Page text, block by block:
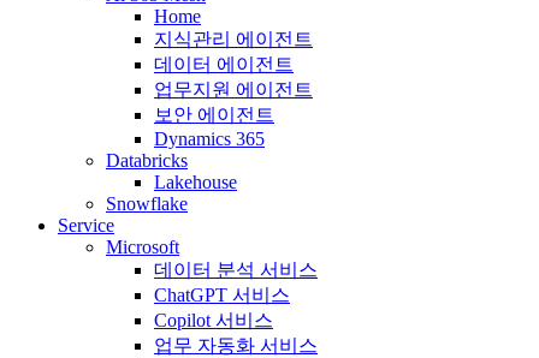
Home
지식관리 에이전트
데이터 에이전트
업무지원 에이전트
보안 에이전트
Dynamics 365
Databricks
Lakehouse
Snowflake
Service
Microsoft
데이터 분석 서비스
ChatGPT 서비스
Copilot 서비스
업무 자동화 서비스